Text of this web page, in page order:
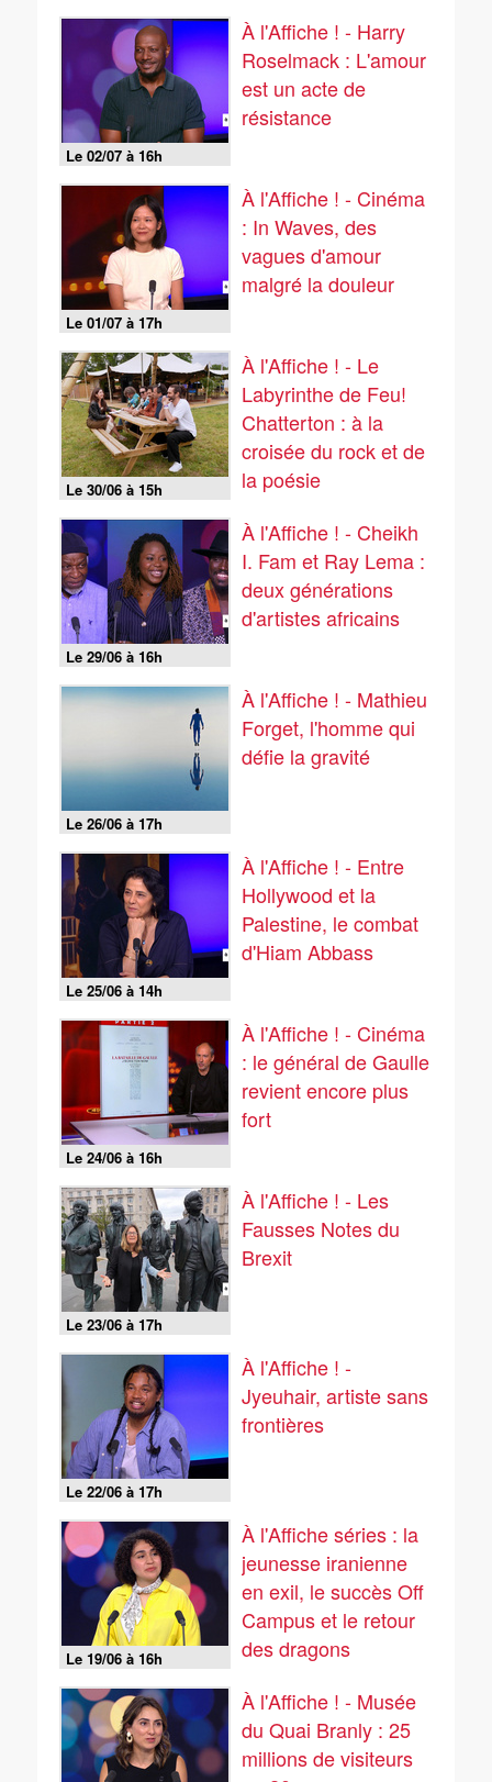
Le 02/07 à 16h
À l'Affiche ! - Harry
Roselmack : L'amour
est un acte de
résistance
Le 01/07 à 17h
À l'Affiche ! - Cinéma
: In Waves, des
vagues d'amour
malgré la douleur
Le 30/06 à 15h
À l'Affiche ! - Le
Labyrinthe de Feu!
Chatterton : à la
croisée du rock et de
la poésie
Le 29/06 à 16h
À l'Affiche ! - Cheikh
I. Fam et Ray Lema :
deux générations
d'artistes africains
Le 26/06 à 17h
À l'Affiche ! - Mathieu
Forget, l'homme qui
défie la gravité
Le 25/06 à 14h
À l'Affiche ! - Entre
Hollywood et la
Palestine, le combat
d'Hiam Abbass
Le 24/06 à 16h
À l'Affiche ! - Cinéma
: le général de Gaulle
revient encore plus
fort
Le 23/06 à 17h
À l'Affiche ! - Les
Fausses Notes du
Brexit
Le 22/06 à 17h
À l'Affiche ! -
Jyeuhair, artiste sans
frontières
Le 19/06 à 16h
À l'Affiche séries : la
jeunesse iranienne
en exil, le succès Off
Campus et le retour
des dragons
À l'Affiche ! - Musée
du Quai Branly : 25
millions de visiteurs